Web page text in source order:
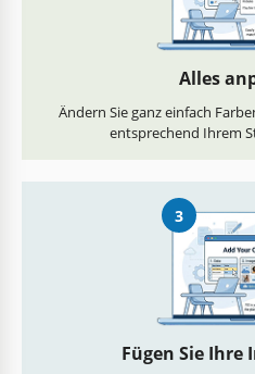
Alles
Ändern Sie ganz einfach
entsprechend Ihrem
3
Fügen Sie